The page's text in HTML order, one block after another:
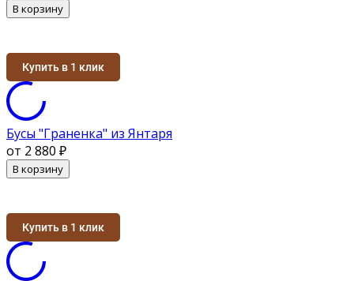
В корзину
Купить в 1 клик
Бусы "Граненка" из Янтаря
от 2 880 ₽
В корзину
Купить в 1 клик